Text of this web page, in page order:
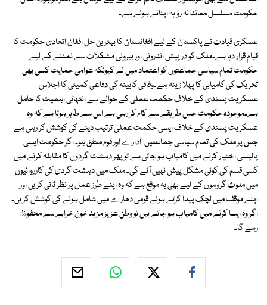
حکومت مسلسل معاندانہ رویہ اپنائے ہوئے ہے۔
عسکری قیادت نے پاکستان کے لیے افغانستان کا بہترین حل افغان اتحادی حکومت کا
قیام قرار دیا ہے۔ملک کو درپیش اندرونی اور بیرونی مشکلات سے نمٹنے کے لیے
حکومت تمام سیاسی جماعتوں کو اعتماد میں لے کیونکہ عوامی حمایت کسی بھی
تحریک کی کامیابی کا پہلا زینہ ہے۔وفاقی کابینہ کی دفاعی کمیٹی کا اجلاس
عسکریت پسندی کے خلاف حکمت عملی کے حوالے سے انتہائی اہمیت کا حامل
ہے۔موجودہ حکومت جس طریقے سے کام کر رہی ہے اس سے ظاہر ہوتا ہے کہ وہ
عسکریت پسندی کے خلاف ایسی حکمت عملی ترتیب دینے کی کوشش کر رہی ہے
جس پر ملک کی تمام سیاسی جماعتیں 'ادارے اور قوم متفق ہو۔ اگر حکومت ایسی
پالیسی اختیار کرنے میں کامیاب ہو جاتی ہے تو پھر دہشت گردوں کا مقابلہ کرنے میں
کسی قسم کی کوئی مشکل پیش نہیں آئے گی۔ ملک میں دہشت گردی کی کارروائیوں
میں ملوث گروہوں کے لیے بھی یہ موقع ہے کہ وہ اپنے طرز عمل پر نظر ثانی کریں اور
اپنے موقف میں لچک پیدا کرتے ہوئے قومی دھارے میں شامل ہونے کی کوشش کریں۔
اگر وہ ایسا کرنے میں کامیاب ہو جاتے ہیں تو وطن عزیز مزید خون خرابے سے محفوظ
رہے گا۔